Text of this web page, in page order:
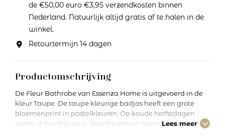
de €50,00 euro €3,95 verzendkosten binnen
Nederland. Natuurlijk altijd gratis af te halen in de
winkel.
Retourtermijn 14 dagen
Productomschrijving
De Fleur Bathrobe van Essenza Home is uitgevoerd in de
kleur Taupe. De taupe kleurige badjas heeft een grote
bloemenprint in pastelkleuren. Op koude herfstdagen
warm je heerlijk op in deze bloemige Essenza Fleur
Lees meer